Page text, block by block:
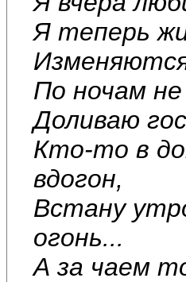
Я теперь
По ночам
Доливаю
Кто-то в
вдогон,
Встану
огонь...
А за чаем